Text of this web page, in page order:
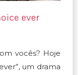
ever
vocês? Hoje
um drama